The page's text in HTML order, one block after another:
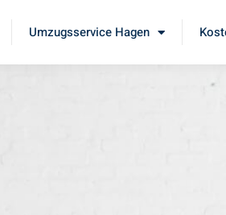
Umzugsservice Hagen